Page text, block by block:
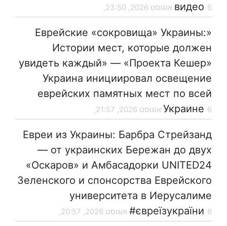
видео 6 אוגוסט 2026, 23:50,
«Еврейские «сокровища» Украины:
Истории мест, которые должен
увидеть каждый» — «Проекта Кешер»
Украина инициировал освещение
еврейских памятных мест по всей
Украине 6 אוגוסט 2026, 21:57,
Евреи из Украины: Барбра Стрейзанд
— от украинских Бережан до двух
«Оскаров» и Амбасадорки UNITED24
Зеленского и спонсорства Еврейского
университета в Иерусалиме
#євреїзукраїни 6 אוגוסט 2026, 20:57,